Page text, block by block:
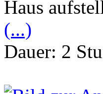
Haus
(...)
Dauer: 2